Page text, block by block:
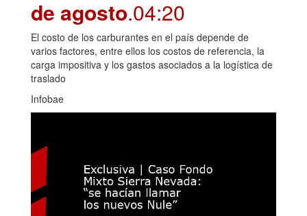
de agosto.04:20
El costo de los carburantes en el país depende de
varios factores, entre ellos los costos de referencia, la
carga impositiva y los gastos asociados a la logística de
traslado
Infobae